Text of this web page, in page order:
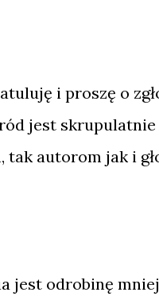
i proszę o
jest
tak autorom jak i
jest odrobinę